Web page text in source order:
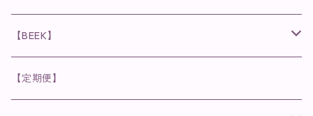
保湿ジェル・クリーム
粒タイプ
ヘナカラー
ヘアファンデーション
◉美顔器
◉スペシャルケア
クレンジング・洗顔
化粧水
◉メンズシリーズ
クレンジング・洗顔
◉MESシリーズ
美容液
洗顔
インナーケア
【BEEK】
インナーケア
【定期便】